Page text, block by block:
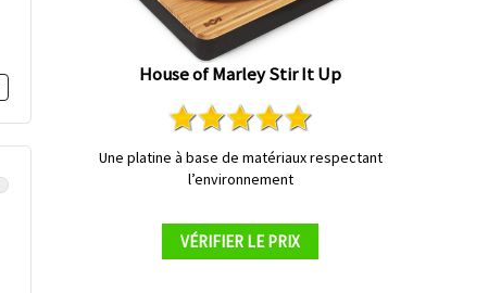
House of Marley Stir It Up
Une platine à base de matériaux respectant
l’environnement
VÉRIFIER LE PRIX